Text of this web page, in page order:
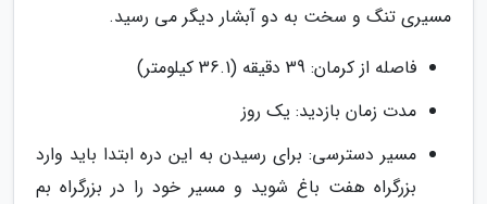
مسیری تنگ و سخت به دو آبشار دیگر می رسید.
فاصله از کرمان: 39 دقیقه (36.1 کیلومتر)
مدت زمان بازدید: یک روز
مسیر دسترسی: برای رسیدن به این دره ابتدا باید وارد
بزرگراه هفت باغ شوید و مسیر خود را در بزرگراه بم